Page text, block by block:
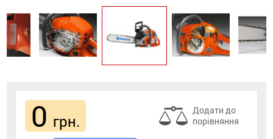
0 грн.
Додати до
порівняння